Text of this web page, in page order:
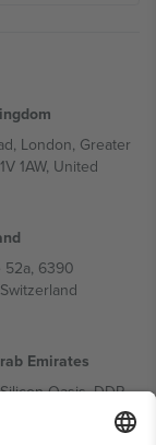
London, Greater
1AW, United
52a, 6390
Emirates
Oasis, DDP
Office 302, Dubai,